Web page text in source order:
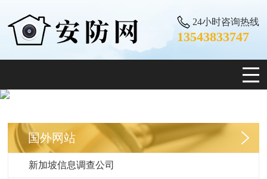
24小时咨询热线
13543833747
国外网站
新加坡信息调查公司